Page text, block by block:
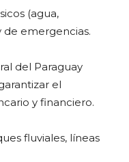
(agua,
de emergencias.
del Paraguay
el
y financiero.
fluviales, líneas